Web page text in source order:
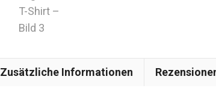
Zusätzliche Informationen